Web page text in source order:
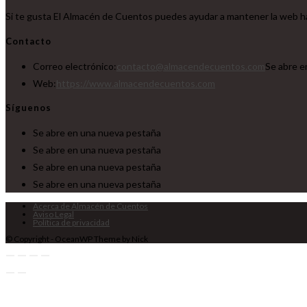
Si te gusta El Almacén de Cuentos puedes ayudar a mantener la web
Contacto
Correo electrónico:
Se abre
Web:
Síguenos
Se abre en una nueva pestaña
Se abre en una nueva pestaña
Se abre en una nueva pestaña
Se abre en una nueva pestaña
Acerca de Almacén de Cuentos
Aviso Legal
Política de privacidad
© Copyright - OceanWP Theme by Nick